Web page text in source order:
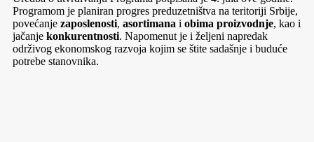
Programom je planiran progres preduzetništva na teritoriji Srbije,
povećanje zaposlenosti, asortimana i obima proizvodnje, kao i
jačanje konkurentnosti. Napomenut je i željeni napredak
održivog ekonomskog razvoja kojim se štite sadašnje i buduće
potrebe stanovnika.